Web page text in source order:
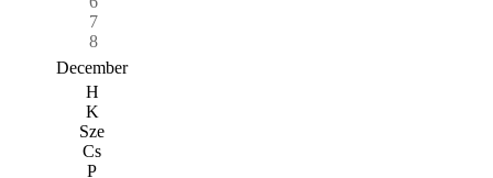
7
8
December
H
K
Sze
Cs
P